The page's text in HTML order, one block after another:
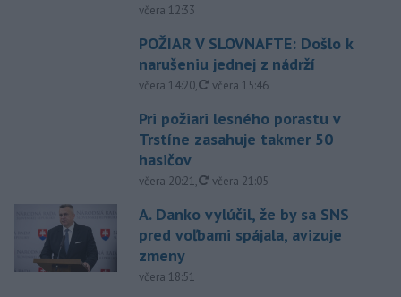
včera 12:33
POŽIAR V SLOVNAFTE: Došlo k
narušeniu jednej z nádrží
včera 14:20, aktualizované
včera 15:46
Pri požiari lesného porastu v
Trstíne zasahuje takmer 50
hasičov
včera 20:21, aktualizované
včera 21:05
A. Danko vylúčil, že by sa SNS
pred voľbami spájala, avizuje
zmeny
včera 18:51